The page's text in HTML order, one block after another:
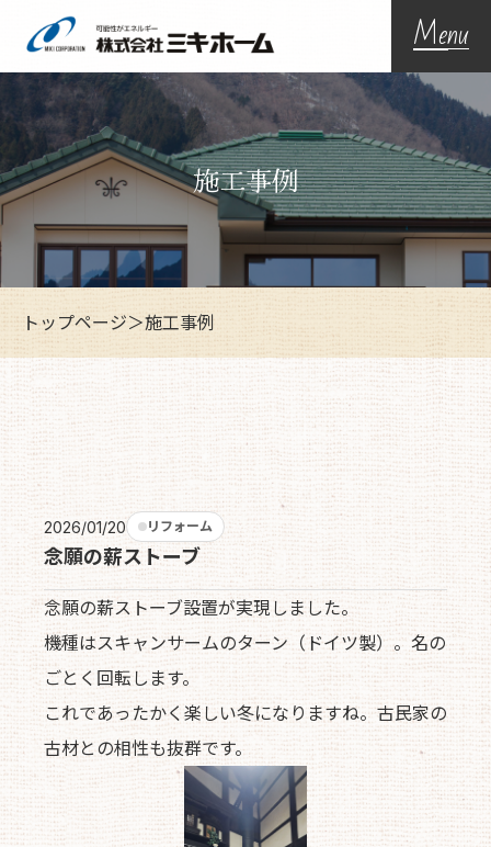
Menu
施工事例
トップページ＞施工事例
2026/01/20 リフォーム
念願の薪ストーブ
念願の薪ストーブ設置が実現しました。
機種はスキャンサームのターン（ドイツ製）。名の
ごとく回転します。
これであったかく楽しい冬になりますね。古民家の
古材との相性も抜群です。